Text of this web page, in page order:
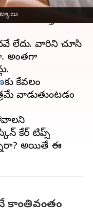
చర్మ సౌందర్యానికి
అతిశయోక్తి
లేదు. వారిని చూసి
అంతగా
కు కేవలం
వాడుతుంటడం
కేర్ టిప్స్
అయితే ఈ
కాంతివంతం